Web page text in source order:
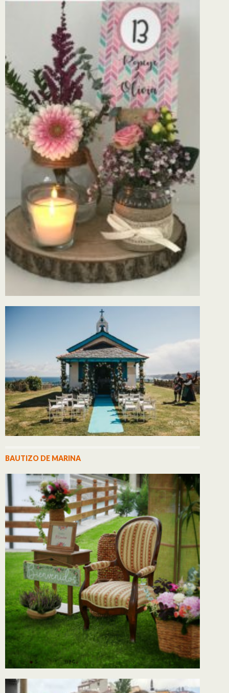
BAUTIZO DE MARINA